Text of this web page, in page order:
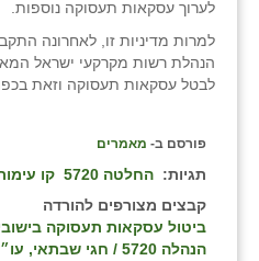
לערוך עסקאות תעסוקה נוספות.
הנהלת רשות מקרקעי ישראל
לבטל עסקאות תעסוקה וזאת
פורסם ב- מאמרים
תגיות: החלטה 5720 קו
קבצים מצורפים להורדה
ביטול עסקאות תעסוקה
הנהלה 5720 / חגי שבתאי, עו״ד